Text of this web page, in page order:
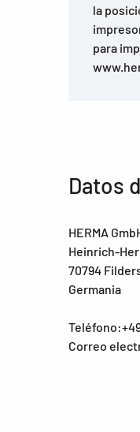
la
para
Datos
HERMA
Heinrich-
70794
Germania
Correo